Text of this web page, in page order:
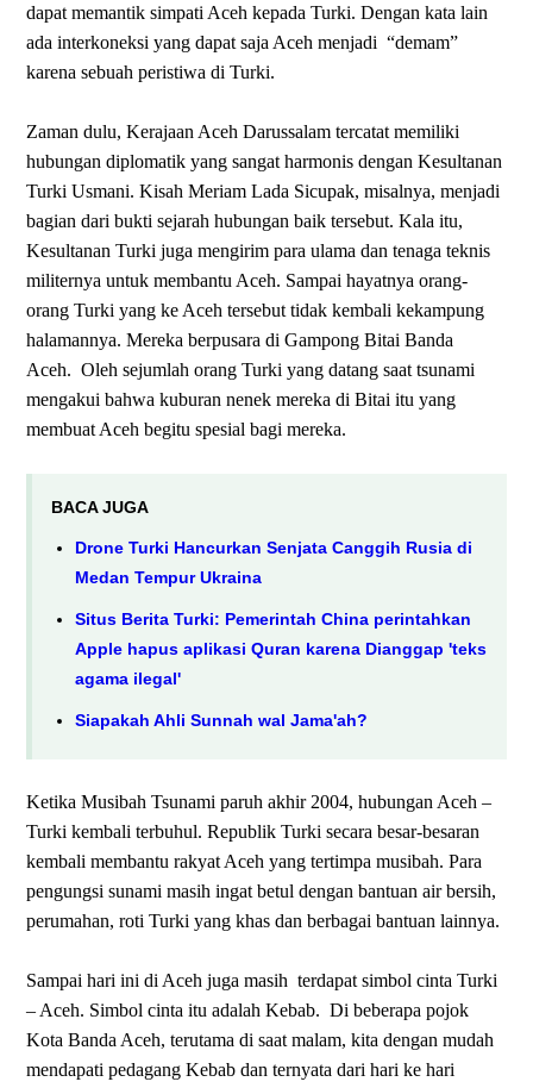
dapat memantik simpati Aceh kepada Turki. Dengan kata lain
ada interkoneksi yang dapat saja Aceh menjadi “demam”
karena sebuah peristiwa di Turki.
Zaman dulu, Kerajaan Aceh Darussalam tercatat memiliki
hubungan diplomatik yang sangat harmonis dengan Kesultanan
Turki Usmani. Kisah Meriam Lada Sicupak, misalnya, menjadi
bagian dari bukti sejarah hubungan baik tersebut. Kala itu,
Kesultanan Turki juga mengirim para ulama dan tenaga teknis
militernya untuk membantu Aceh. Sampai hayatnya orang-
orang Turki yang ke Aceh tersebut tidak kembali kekampung
halamannya. Mereka berpusara di Gampong Bitai Banda
Aceh. Oleh sejumlah orang Turki yang datang saat tsunami
mengakui bahwa kuburan nenek mereka di Bitai itu yang
membuat Aceh begitu spesial bagi mereka.
BACA JUGA
Drone Turki Hancurkan Senjata Canggih Rusia di
Medan Tempur Ukraina
Situs Berita Turki: Pemerintah China perintahkan
Apple hapus aplikasi Quran karena Dianggap 'teks
agama ilegal'
Siapakah Ahli Sunnah wal Jama'ah?
Ketika Musibah Tsunami paruh akhir 2004, hubungan Aceh –
Turki kembali terbuhul. Republik Turki secara besar-besaran
kembali membantu rakyat Aceh yang tertimpa musibah. Para
pengungsi sunami masih ingat betul dengan bantuan air bersih,
perumahan, roti Turki yang khas dan berbagai bantuan lainnya.
Sampai hari ini di Aceh juga masih terdapat simbol cinta Turki
– Aceh. Simbol cinta itu adalah Kebab. Di beberapa pojok
Kota Banda Aceh, terutama di saat malam, kita dengan mudah
mendapati pedagang Kebab dan ternyata dari hari ke hari